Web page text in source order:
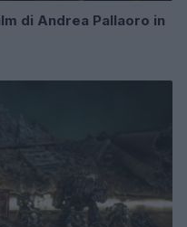
di Andrea Pallaoro in